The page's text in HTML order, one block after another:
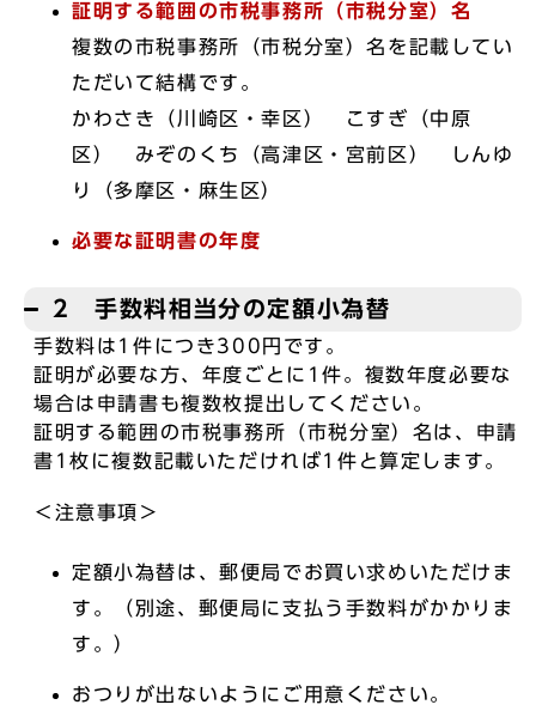
証明する範囲の市税事務所（市税分室）名
複数の市税事務所（市税分室）名を記載してい
ただいて結構です。
かわさき（川崎区・幸区） こすぎ（中原
区） みぞのくち（高津区・宮前区） しんゆ
り（多摩区・麻生区）
必要な証明書の年度
2 手数料相当分の定額小為替
手数料は1件につき300円です。
証明が必要な方、年度ごとに1件。複数年度必要な
場合は申請書も複数枚提出してください。
証明する範囲の市税事務所（市税分室）名は、申請
書1枚に複数記載いただければ1件と算定します。
＜注意事項＞
定額小為替は、郵便局でお買い求めいただけま
す。（別途、郵便局に支払う手数料がかかりま
す。）
おつりが出ないようにご用意ください。